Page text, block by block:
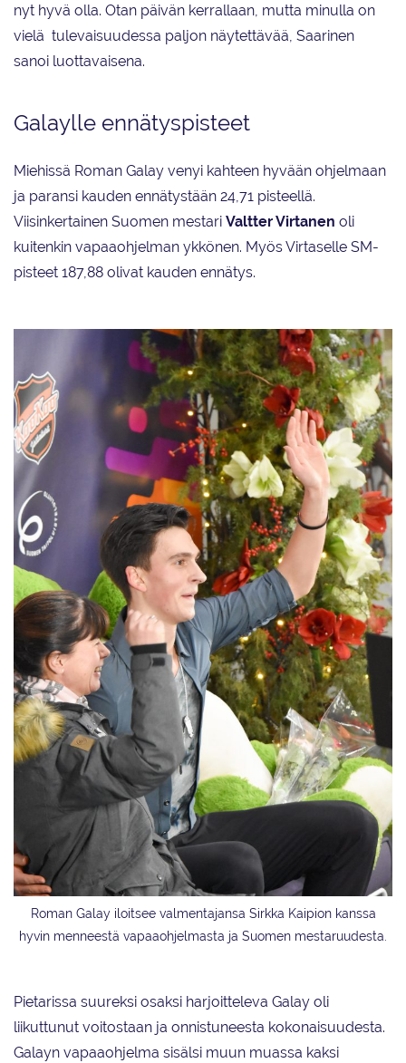
nyt hyvä olla. Otan päivän kerrallaan, mutta minulla on
vielä tulevaisuudessa paljon näytettävää, Saarinen
sanoi luottavaisena.
Galaylle ennätyspisteet
Miehissä Roman Galay venyi kahteen hyvään ohjelmaan
ja paransi kauden ennätystään 24,71 pisteellä.
Viisinkertainen Suomen mestari Valtter Virtanen oli
kuitenkin vapaaohjelman ykkönen. Myös Virtaselle SM-
pisteet 187,88 olivat kauden ennätys.
Roman Galay iloitsee valmentajansa Sirkka Kaipion kanssa
hyvin menneestä vapaaohjelmasta ja Suomen mestaruudesta.
Pietarissa suureksi osaksi harjoitteleva Galay oli
liikuttunut voitostaan ja onnistuneesta kokonaisuudesta.
Galayn vapaaohjelma sisälsi muun muassa kaksi